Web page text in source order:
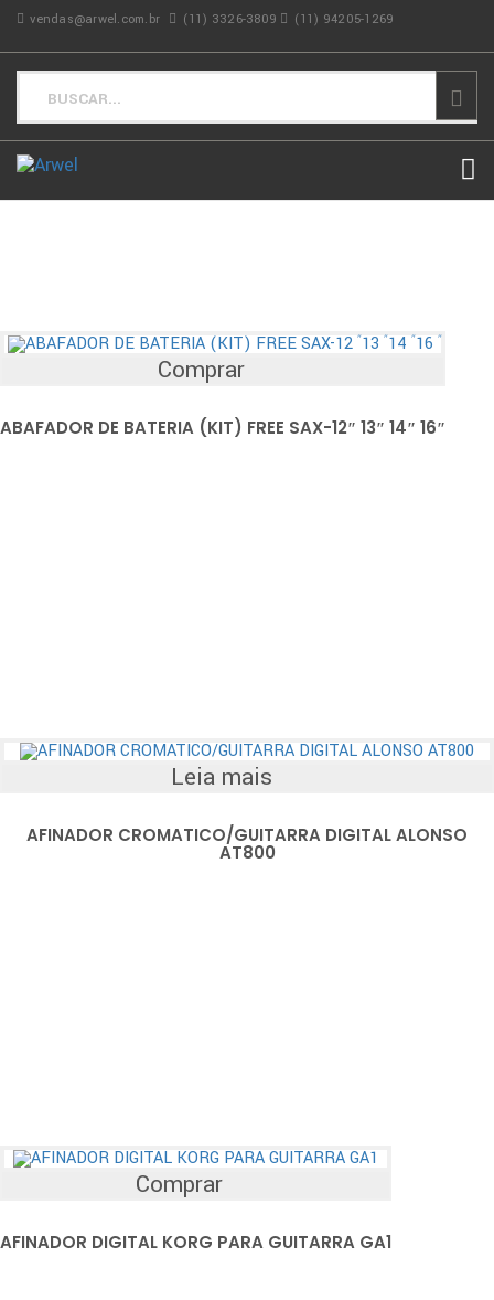
vendas@arwel.com.br (11) 3326-3809 (11) 94205-1269
Comprar
ABAFADOR DE BATERIA (KIT) FREE SAX-12″ 13″ 14″ 16″
Leia mais
AFINADOR CROMATICO/GUITARRA DIGITAL ALONSO
AT800
Comprar
AFINADOR DIGITAL KORG PARA GUITARRA GA1